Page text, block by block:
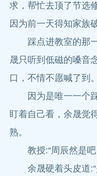
求，帮忙去顶了节选
因为前一天得知家族
踩点进教室的那一
晟只听到低磁的嗓音
口，不情不愿喊了到。
因为是唯一一个踩
盯着自己看，余晟觉
熟。
教授:“周辰然是吧
余晟硬着头皮道:“